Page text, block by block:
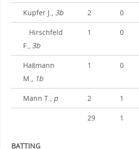
Kupfer J., 3b 2 0
Hirschfeld
F., 3b
1 0
Haßmann
M.,
1b
1 0
Mann T., p 2 1
29 1
BATTING